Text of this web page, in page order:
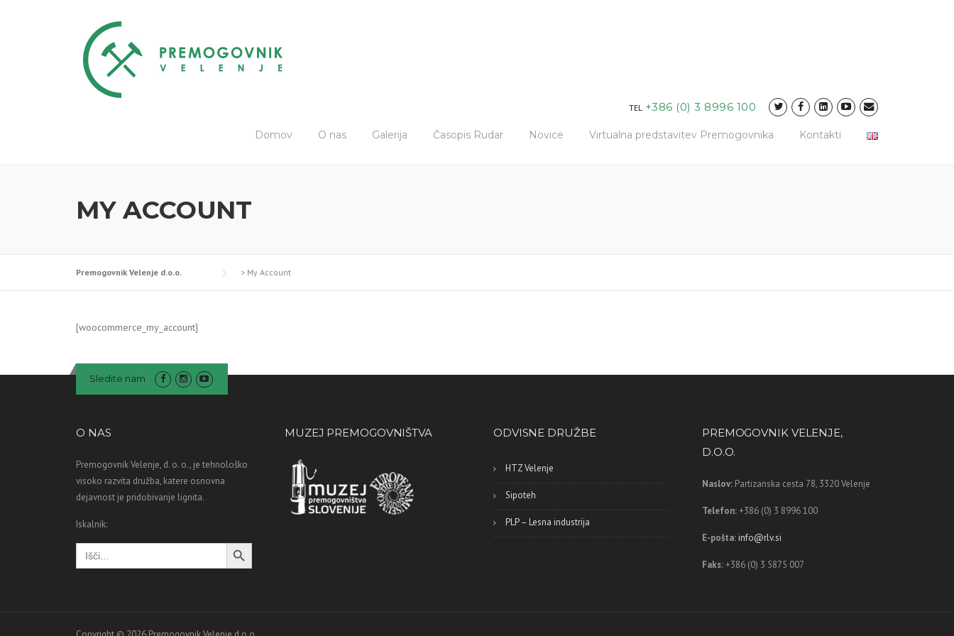
TEL +386 (0) 3 8996 100
Domov O nas Galerija Časopis Rudar Novice Virtualna predstavitev Premogovnika Kontakti
MY ACCOUNT
Premogovnik Velenje d.o.o. > My Account
[woocommerce_my_account]
Sledite nam
O NAS
Premogovnik Velenje, d. o. o., je tehnološko
visoko razvita družba, katere osnovna
dejavnost je pridobivanje lignita.
Iskalnik:
Search
for:
Search Button
MUZEJ PREMOGOVNIŠTVA ODVISNE DRUŽBE
HTZ Velenje
Sipoteh
PLP – Lesna industrija
PREMOGOVNIK VELENJE,
D.O.O.
Naslov: Partizanska cesta 78, 3320 Velenje
Telefon:+386 (0) 3 8996 100
E-pošta: info@rlv.si
Faks:+386 (0) 3 5875 007